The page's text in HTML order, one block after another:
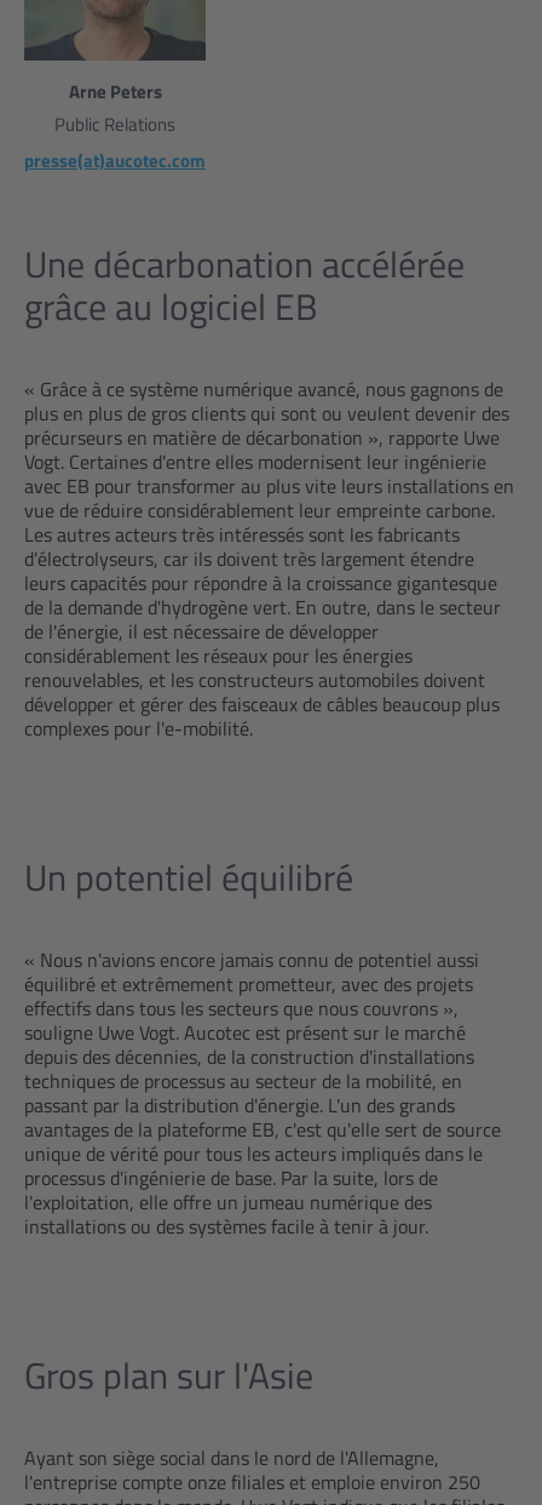
Arne Peters
Public Relations
presse(at)aucotec.com
Une décarbonation accélérée
grâce au logiciel EB
« Grâce à ce système numérique avancé, nous gagnons de
plus en plus de gros clients qui sont ou veulent devenir des
précurseurs en matière de décarbonation », rapporte Uwe
Vogt. Certaines d'entre elles modernisent leur ingénierie
avec EB pour transformer au plus vite leurs installations en
vue de réduire considérablement leur empreinte carbone.
Les autres acteurs très intéressés sont les fabricants
d'électrolyseurs, car ils doivent très largement étendre
leurs capacités pour répondre à la croissance gigantesque
de la demande d'hydrogène vert. En outre, dans le secteur
de l'énergie, il est nécessaire de développer
considérablement les réseaux pour les énergies
renouvelables, et les constructeurs automobiles doivent
développer et gérer des faisceaux de câbles beaucoup plus
complexes pour l'e-mobilité.
Un potentiel équilibré
« Nous n'avions encore jamais connu de potentiel aussi
équilibré et extrêmement prometteur, avec des projets
effectifs dans tous les secteurs que nous couvrons »,
souligne Uwe Vogt. Aucotec est présent sur le marché
depuis des décennies, de la construction d'installations
techniques de processus au secteur de la mobilité, en
passant par la distribution d'énergie. L'un des grands
avantages de la plateforme EB, c'est qu'elle sert de source
unique de vérité pour tous les acteurs impliqués dans le
processus d'ingénierie de base. Par la suite, lors de
l'exploitation, elle offre un jumeau numérique des
installations ou des systèmes facile à tenir à jour.
Gros plan sur l'Asie
Ayant son siège social dans le nord de l'Allemagne,
l'entreprise compte onze filiales et emploie environ 250